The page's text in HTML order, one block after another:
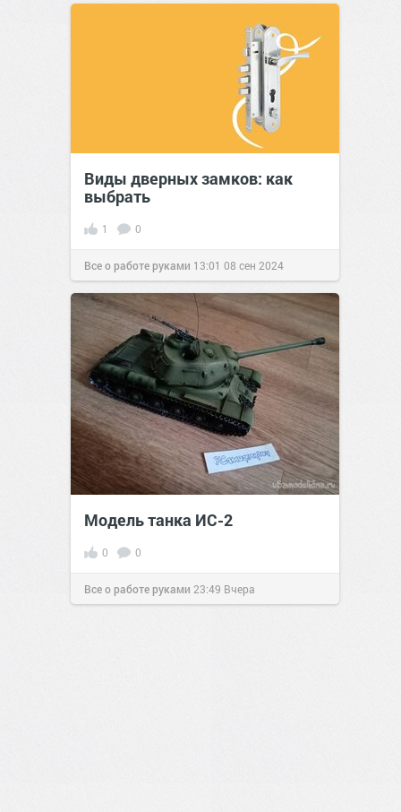
Виды дверных замков: как
выбрать
1 0
Все о работе руками 13:01 08 сен 2024
Модель танка ИС-2
0 0
Все о работе руками 23:49 Вчера